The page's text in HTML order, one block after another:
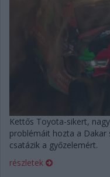
Kettős Toyota-sikert,
problémáit hozta a Dakar
csatázik a győzelemért.
részletek